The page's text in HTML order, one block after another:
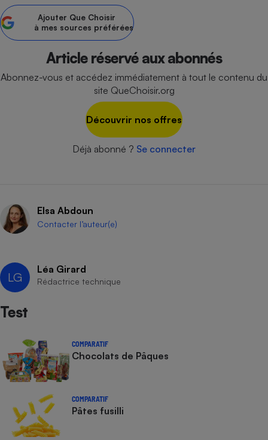
Ajouter Que Choisir
à mes sources préférées
Article réservé aux abonnés
Abonnez-vous et accédez immédiatement à tout le contenu du
site QueChoisir.org
Découvrir nos offres
Déjà abonné ? Se connecter
Elsa Abdoun
Contacter l’auteur(e)
LG
Léa Girard
Rédactrice technique
Test
COMPARATIF
Chocolats de Pâques
COMPARATIF
Pâtes fusilli
Assurance emprunteur
Téléviseur
Mutuelle